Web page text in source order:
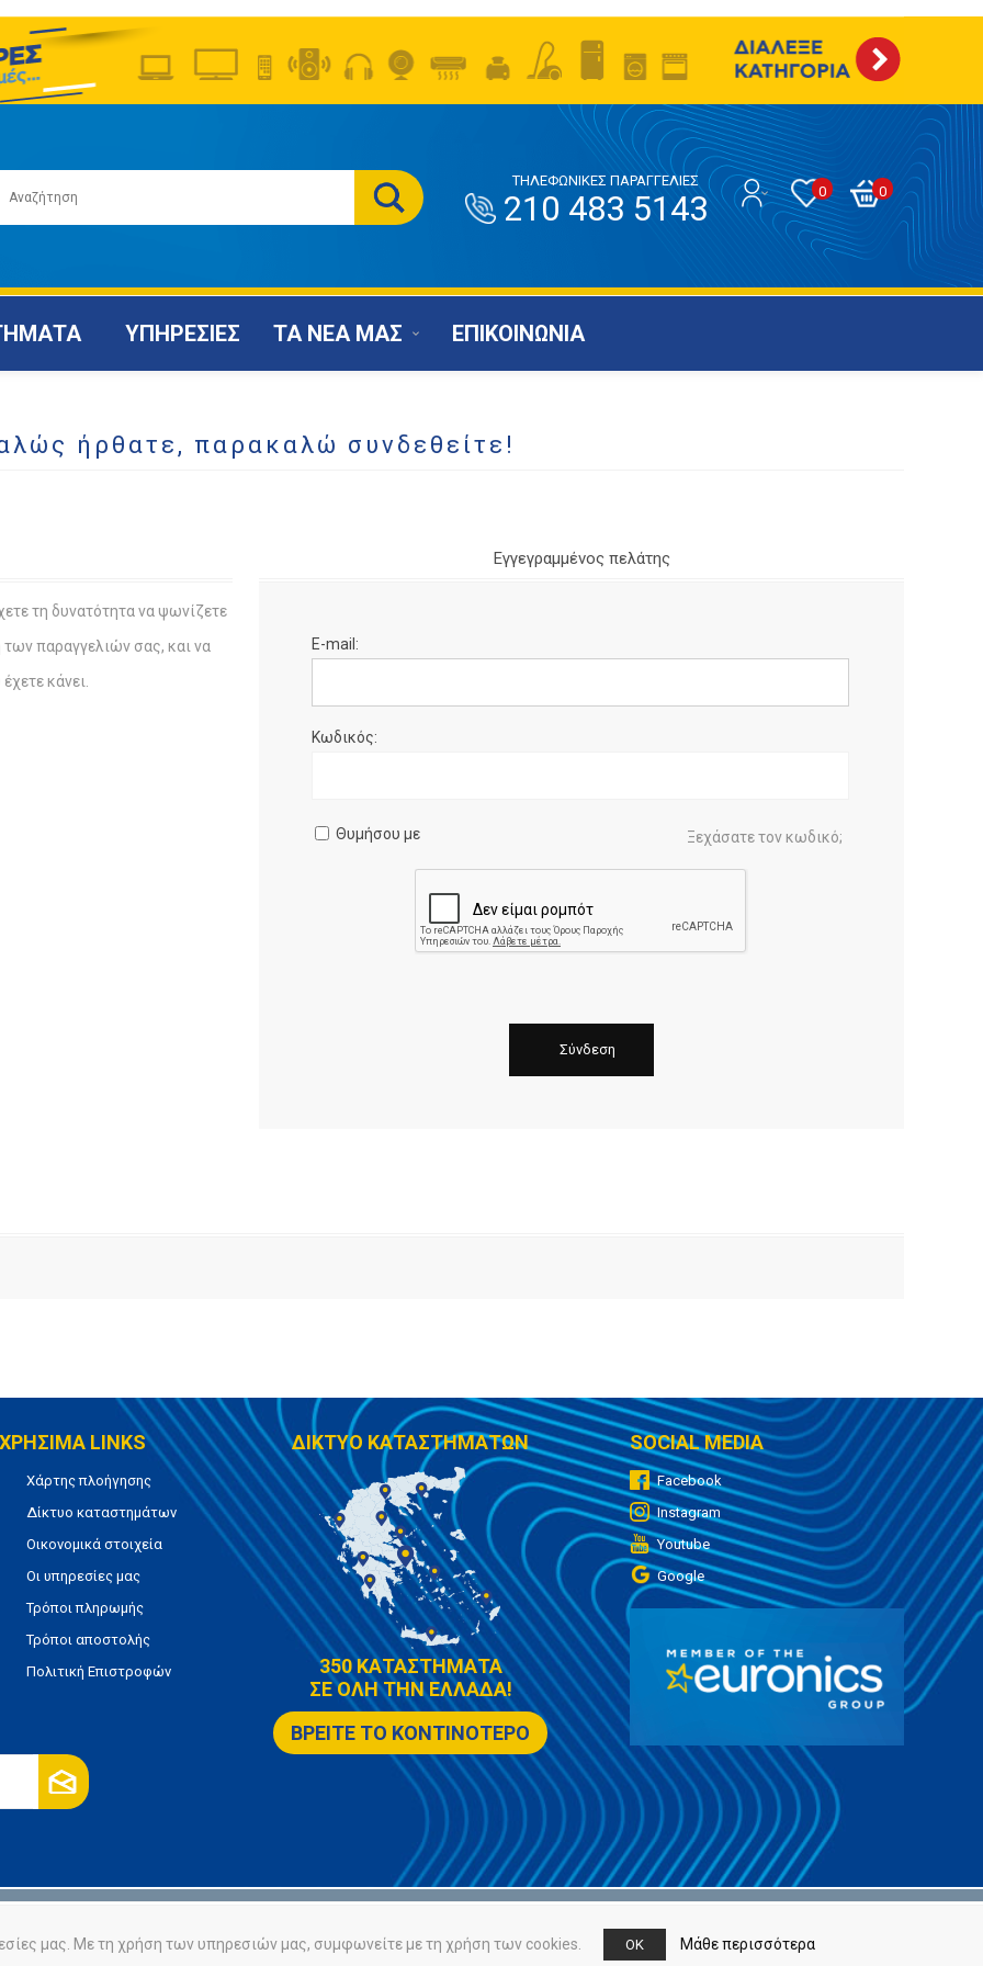
0
0
ΤΗΛΕΦΩΝΙΚΕΣ ΠΑΡΑΓΓΕΛΙΕΣ
210 483 5143
ΥΠΗΡΕΣΙΕΣ ΤΑ ΝΕΑ ΜΑΣ ΕΠΙΚΟΙΝΩΝΙΑ
ήρθατε, παρακαλώ συνδεθείτε!
τη δυνατότητα να ψωνίζετε
των παραγγελιών σας, και να
κάνει.
Εγγεγραμμένος πελάτης
E-mail:
Κωδικός:
Θυμήσου με Ξεχάσατε τον κωδικό;
ΧΡΗΣΙΜΑ LINKS
Χάρτης πλοήγησης
Δίκτυο καταστημάτων
Οικονομικά στοιχεία
Οι υπηρεσίες μας
Τρόποι πληρωμής
Τρόποι αποστολής
Πολιτική Επιστροφών
ΔΙΚΤΥΟ ΚΑΤΑΣΤΗΜΑΤΩΝ
350 ΚΑΤΑΣΤΗΜΑΤΑ
ΣΕ ΟΛΗ ΤΗΝ ΕΛΛΑΔΑ!
ΒΡΕΙΤΕ ΤΟ ΚΟΝΤΙΝΟΤΕΡΟ
SOCIAL MEDIA
Facebook
Instagram
Youtube
Google
Powered bynopCommerce
μας. Με τη χρήση των υπηρεσιών μας, συμφωνείτε με τη χρήση των cookies. OK Μάθε περισσότερα